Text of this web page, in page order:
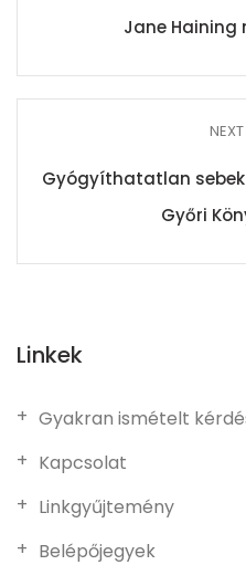
Jane Haining
Gyógyíthatatlan
Győri
Linkek
Gyakran ismételt
Kapcsolat
Linkgyűjtemény
Belépőjegyek